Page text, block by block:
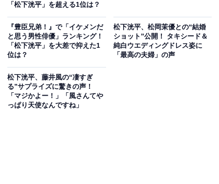
「松下洸平」を超える1位は？
『豊臣兄弟！』で「イケメンだ
と思う男性俳優」ランキング！
「松下洸平」を大差で抑えた1
位は？
松下洸平、松岡茉優との“結婚
ショット”公開！ タキシード＆
純白ウエディングドレス姿に
「最高の夫婦」の声
松下洸平、藤井風の“凄すぎ
る”サプライズに驚きの声！
「マジかよー！」「風さんてや
っぱり天使なんですね」